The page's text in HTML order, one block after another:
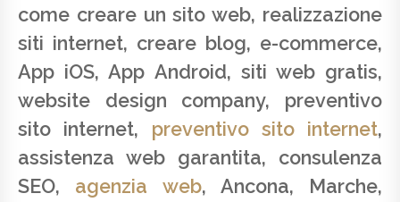
come creare un sito web, realizzazione
siti internet, creare blog, e-commerce,
App iOS, App Android, siti web gratis,
website design company, preventivo
sito internet, preventivo sito internet,
assistenza web garantita, consulenza
SEO, agenzia web, Ancona, Marche,